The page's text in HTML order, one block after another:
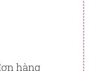
hàng